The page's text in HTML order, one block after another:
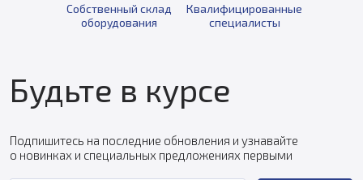
Собственный склад
оборудования
Квалифицированные
специалисты
Будьте в курсе
Подпишитесь на последние обновления и узнавайте
о новинках и специальных предложениях первыми